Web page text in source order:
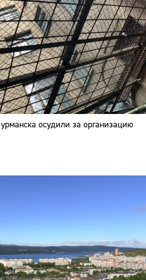
осудили за организацию